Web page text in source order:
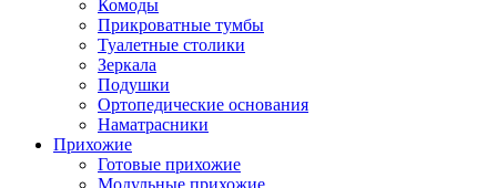
Комоды
Прикроватные тумбы
Туалетные столики
Зеркала
Подушки
Ортопедические основания
Наматрасники
Прихожие
Готовые прихожие
Модульные прихожие